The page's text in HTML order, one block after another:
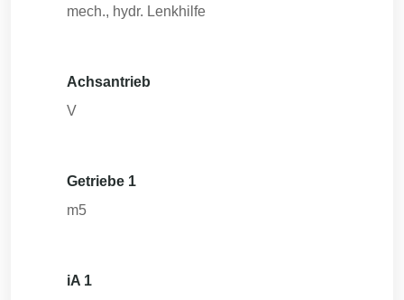
mech., hydr. Lenkhilfe
Achsantrieb
V
Getriebe 1
m5
iA 1